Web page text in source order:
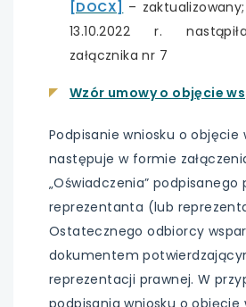
[DOCX] –
13.10.2022 r.
załącznika nr 7
Wzór umowy o objęcie
Podpisanie wniosku o objęcie
następuje w formie
„Oświadczenia” podpisanego
reprezentanta (lub
Ostatecznego odbiorcy
dokumentem
reprezentacji prawnej. W
podpisania wniosku o objęcie